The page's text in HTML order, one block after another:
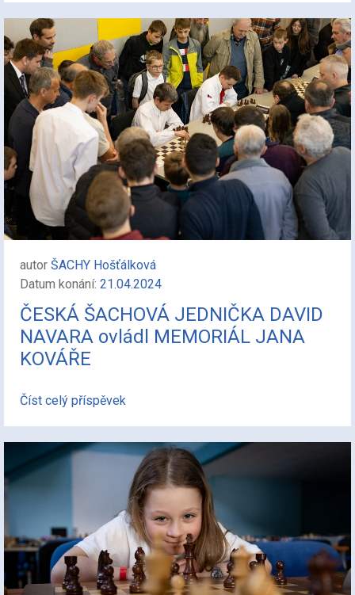
autor ŠACHY Hošťálková
Datum konání: 21.04.2024
ČESKÁ ŠACHOVÁ JEDNIČKA DAVID
NAVARA ovládl MEMORIÁL JANA
KOVÁŘE
Číst celý příspěvek